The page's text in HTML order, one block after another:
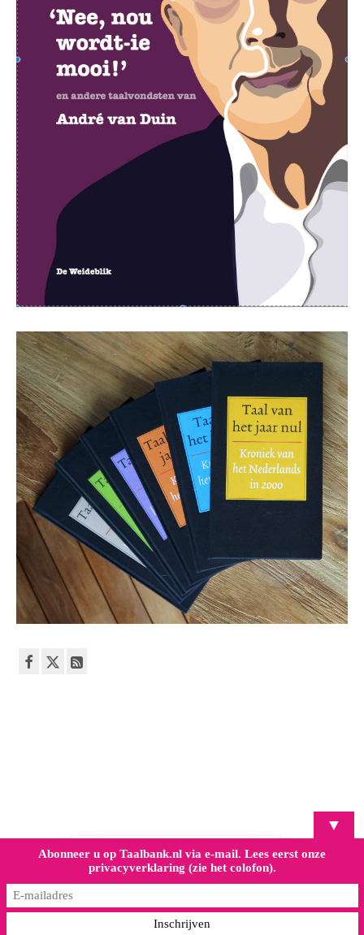
▼
Abonneer u op Taalbank.nl via e-mail. Lees eerst onze
privacyverklaring (zie het colofon).